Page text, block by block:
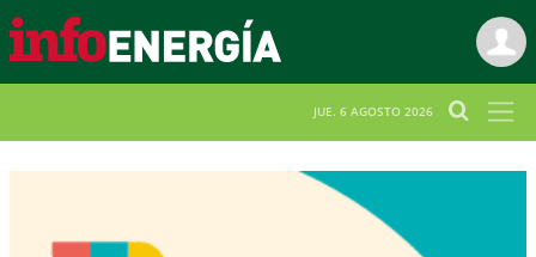
JUE. 6 AGOSTO 2026